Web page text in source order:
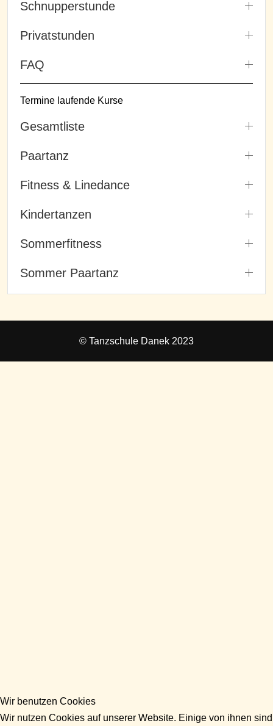
Schnupperstunde
Privatstunden
FAQ
Termine laufende Kurse
Gesamtliste
Paartanz
Fitness & Linedance
Kindertanzen
Sommerfitness
Sommer Paartanz
© Tanzschule Danek 2023
Wir benutzen Cookies
Wir nutzen Cookies auf unserer Website. Einige von ihnen sind